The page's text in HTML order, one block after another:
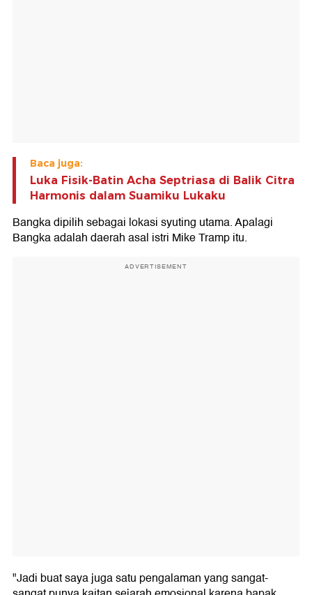
Baca juga:
Luka Fisik-Batin Acha Septriasa di Balik Citra
Harmonis dalam Suamiku Lukaku
Bangka dipilih sebagai lokasi syuting utama. Apalagi
Bangka adalah daerah asal istri Mike Tramp itu.
ADVERTISEMENT
"Jadi buat saya juga satu pengalaman yang sangat-